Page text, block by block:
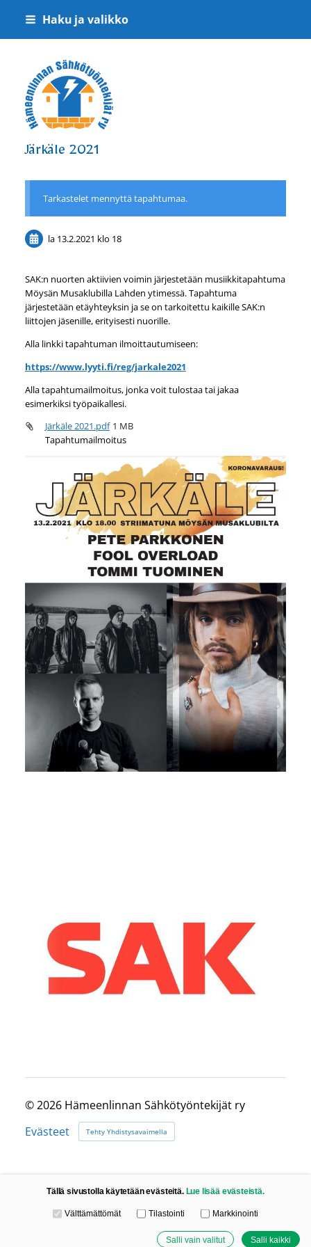
Siirry
sivun
sisältöön
Haku ja valikko
Hämeenlinnan Sähkötyöntekijät ry
Järkäle 2021
Tarkastelet mennyttä tapahtumaa.
la 13.2.2021 klo 18
SAK:n nuorten aktiivien voimin järjestetään musiikkitapahtuma
Möysän Musaklubilla Lahden ytimessä. Tapahtuma
järjestetään etäyhteyksin ja se on tarkoitettu kaikille SAK:n
liittojen jäsenille, erityisesti nuorille.
Alla linkki tapahtuman ilmoittautumiseen:
https://www.lyyti.fi/reg/jarkale2021
Alla tapahtumailmoitus, jonka voit tulostaa tai jakaa
esimerkiksi työpaikallesi.
Järkäle 2021.pdf 1 MB
Tapahtumailmoitus
©2026 Hämeenlinnan Sähkötyöntekijät ry
Evästeet
Tehty Yhdistysavaimella
Tällä sivustolla käytetään evästeitä. Lue lisää evästeistä.
Valitse käytettävät evästeet
Välttämättömät Tilastointi Markkinointi
Salli vain valitut Salli kaikki